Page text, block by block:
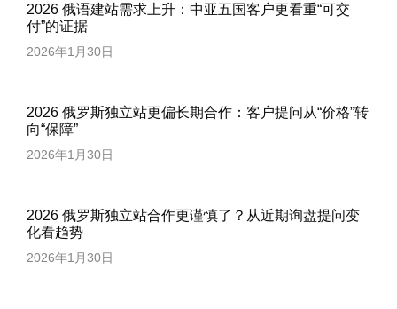
2026 俄语建站需求上升：中亚五国客户更看重“可交
付”的证据
2026年1月30日
2026 俄罗斯独立站更偏长期合作：客户提问从“价格”转
向“保障”
2026年1月30日
2026 俄罗斯独立站合作更谨慎了？从近期询盘提问变
化看趋势
2026年1月30日